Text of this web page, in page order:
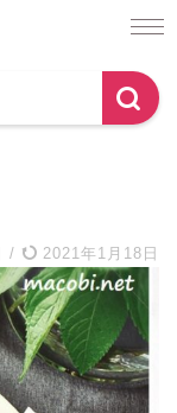
/ 2021年1月18日